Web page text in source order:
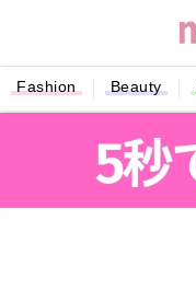
Fashion Beauty